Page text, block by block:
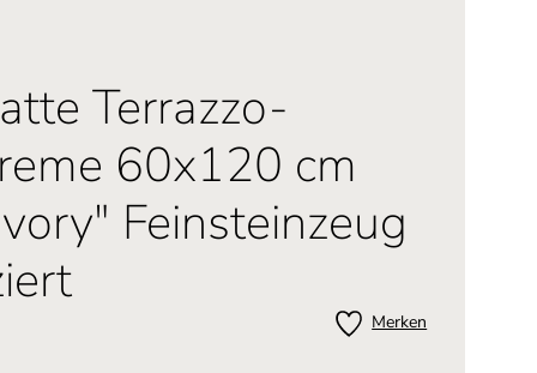
Terrazzo-
60x120 cm
Feinsteinzeug
Merken